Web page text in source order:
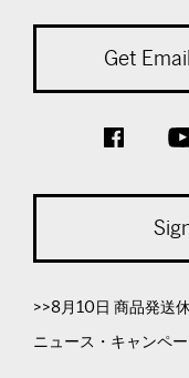
Get
>>8月10日 商品発送
ニュース・キャンペ